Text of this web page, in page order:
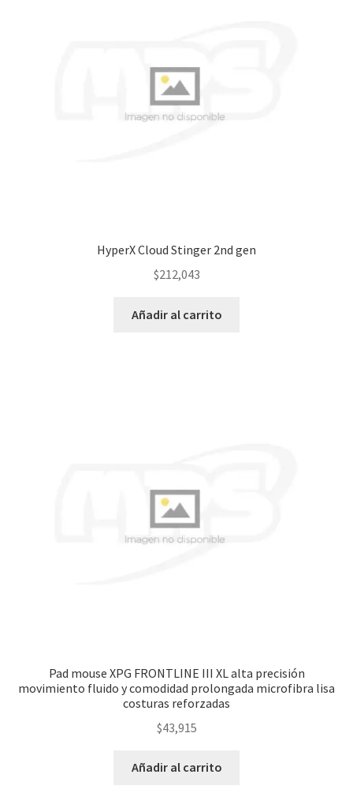
HyperX Cloud Stinger 2nd gen
$212,043
Añadir al carrito
Pad mouse XPG FRONTLINE III XL alta precisión
movimiento fluido y comodidad prolongada microfibra lisa
costuras reforzadas
$43,915
Añadir al carrito